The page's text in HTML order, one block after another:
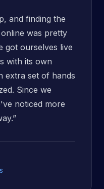
and finding the
was pretty
got ourselves live
with its own
extra set of hands
Since we
noticed more
”